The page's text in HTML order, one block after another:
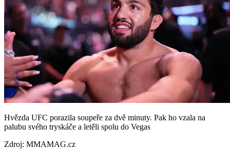
Hvězda UFC porazila soupeře za dvě minuty. Pak ho vzala na
palubu svého tryskáče a letěli spolu do Vegas
Zdroj: MMAMAG.cz